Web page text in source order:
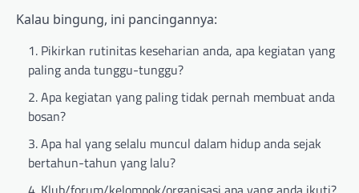
Kalau bingung, ini pancingannya:
Pikirkan rutinitas keseharian anda, apa kegiatan yang
paling anda tunggu-tunggu?
Apa kegiatan yang paling tidak pernah membuat anda
bosan?
Apa hal yang selalu muncul dalam hidup anda sejak
bertahun-tahun yang lalu?